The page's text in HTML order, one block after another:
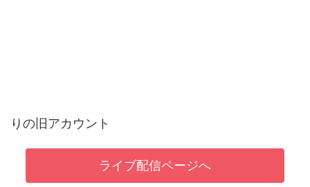
りの旧アカウント
ライブ配信ページへ